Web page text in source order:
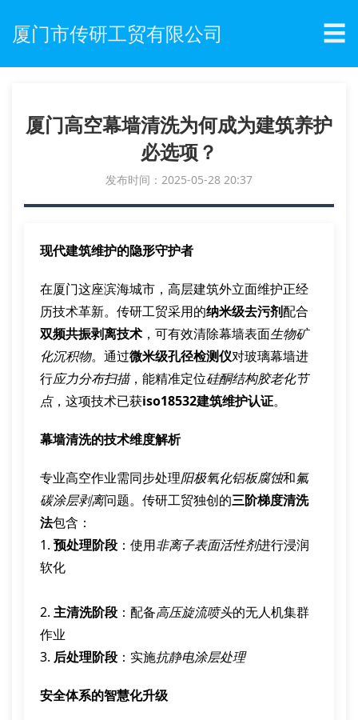
厦门市传研工贸有限公司 ☰
厦门高空幕墙清洗为何成为建筑养护
必选项？
发布时间：2025-05-28 20:37
现代建筑维护的隐形守护者
在厦门这座滨海城市，高层建筑外立面维护正经
历技术革新。传研工贸采用的纳米级去污剂配合
双频共振剥离技术 ，可有效清除幕墙表面生物矿
化沉积物。通过微米级孔径检测仪对玻璃幕墙进
行应力分布扫描，能精准定位硅酮结构胶老化节
点，这项技术已获iso18532建筑维护认证。
幕墙清洗的技术维度解析
专业高空作业需同步处理阳极氧化铝板腐蚀和氟
碳涂层剥离问题。传研工贸独创的三阶梯度清洗
法包含：
1. 预处理阶段 ：使用非离子表面活性剂进行浸润
软化
2. 主清洗阶段 ：配备高压旋流喷头的无人机集群
作业
3. 后处理阶段 ：实施抗静电涂层处理
安全体系的智慧化升级